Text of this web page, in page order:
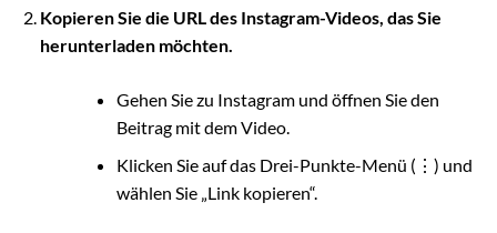
Kopieren Sie die URL des Instagram-Videos, das Sie
herunterladen möchten.
Gehen Sie zu Instagram und öffnen Sie den
Beitrag mit dem Video.
Klicken Sie auf das Drei-Punkte-Menü (⋮) und
wählen Sie „Link kopieren“.